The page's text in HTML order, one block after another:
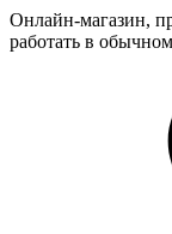
Онлайн-магазин,
работать в